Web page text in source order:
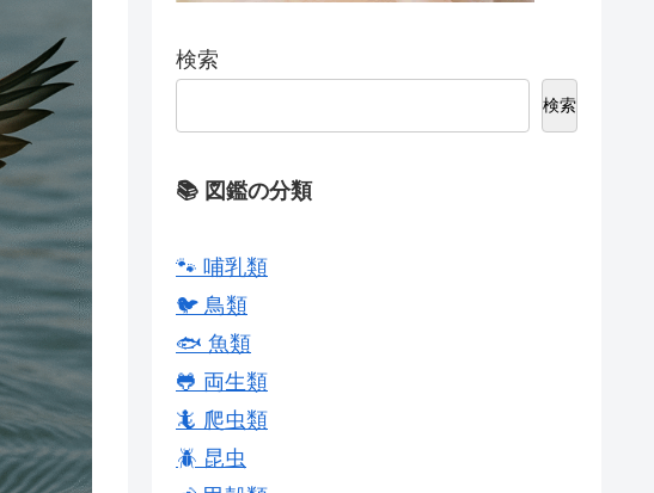
検索
検索
📚 図鑑の分類
🐾 哺乳類
🐦 鳥類
🐟 魚類
🐸 両生類
🦎 爬虫類
🪲 昆虫